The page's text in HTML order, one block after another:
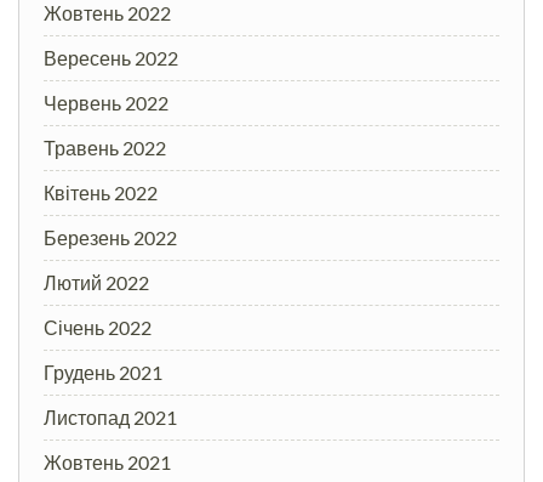
Жовтень 2022
Вересень 2022
Червень 2022
Травень 2022
Квітень 2022
Березень 2022
Лютий 2022
Січень 2022
Грудень 2021
Листопад 2021
Жовтень 2021